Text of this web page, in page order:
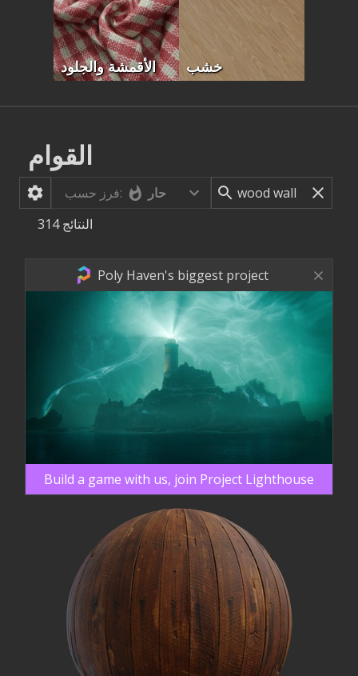
الأقمشة والجلود خشب
القوام
فرز حسب:
حار
314 النتائج
Poly Haven's biggest project
Build a game with us, join Project Lighthouse